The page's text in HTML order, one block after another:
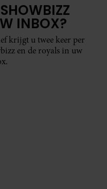
INBOX?
krijgt u twee keer per
en de royals in uw